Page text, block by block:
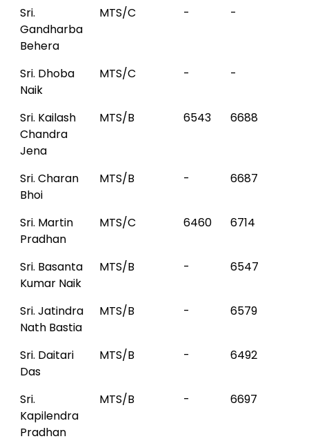
Sri.
Gandharba
Behera
MTS/C - -
Sri. Dhoba
Naik
MTS/C - -
Sri. Kailash
Chandra
Jena
MTS/B 6543 6688
Sri. Charan
Bhoi
MTS/B - 6687
Sri. Martin
Pradhan
MTS/C 6460 6714
Sri. Basanta
Kumar Naik
MTS/B - 6547
Sri. Jatindra
Nath Bastia
MTS/B - 6579
Sri. Daitari
Das
MTS/B - 6492
Sri.
Kapilendra
Pradhan
MTS/B - 6697